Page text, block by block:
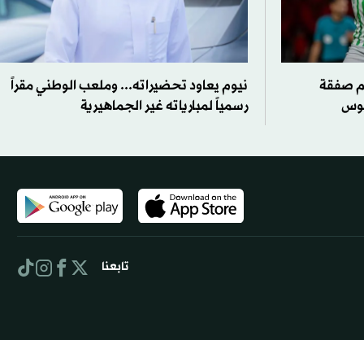
صفقة
نيوم يعاود تحضيراته... وملعب الوطني مقراً
رسمياً لمبارياته غير الجماهيرية
تابعنا